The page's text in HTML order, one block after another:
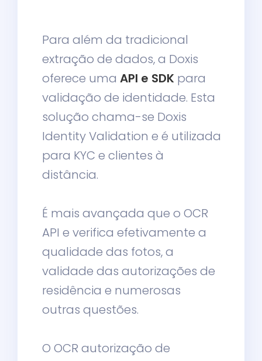
Para além da tradicional
extração de dados, a Doxis
oferece uma API e SDK para
validação de identidade. Esta
solução chama-se Doxis
Identity Validation e é utilizada
para KYC e clientes à
distância.
É mais avançada que o OCR
API e verifica efetivamente a
qualidade das fotos, a
validade das autorizações de
residência e numerosas
outras questões.
O OCR autorização de